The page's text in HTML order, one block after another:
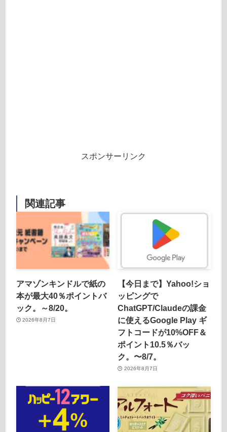
スポンサーリンク
関連記事
アマゾンキンドルで紙の
本が最大40％ポイントバ
ック。～8/20。
2026年8月7日
【今日まで】Yahoo!ショ
ッピングで
ChatGPT/Claudeの課金
に使えるGoogle Play ギ
フトコードが10%OFF＆
ポイント10.5％バッ
ク。〜8/7。
2026年8月7日